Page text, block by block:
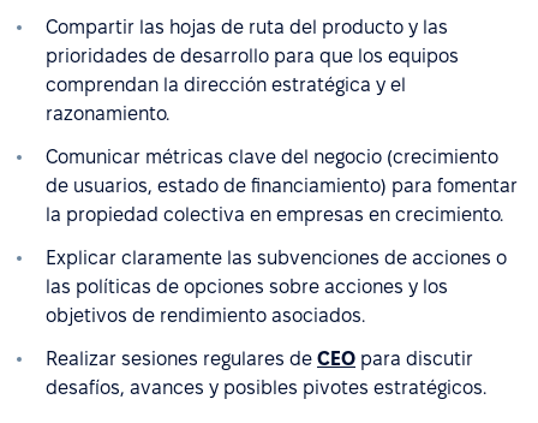
Compartir las hojas de ruta del producto y las
prioridades de desarrollo para que los equipos
comprendan la dirección estratégica y el
razonamiento.
Comunicar métricas clave del negocio (crecimiento
de usuarios, estado de financiamiento) para fomentar
la propiedad colectiva en empresas en crecimiento.
Explicar claramente las subvenciones de acciones o
las políticas de opciones sobre acciones y los
objetivos de rendimiento asociados.
Realizar sesiones regulares de CEO para discutir
desafíos, avances y posibles pivotes estratégicos.